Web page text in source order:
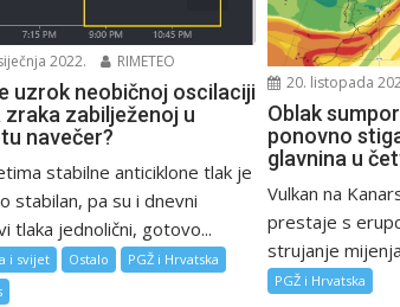
2022. RIMETEO
uzrok neobičnoj oscilaciji
zraka zabilježenoj u
navečer?
stabilne anticiklone tlak je
stabilan, pa su i dnevni
tlaka jednolični, gotovo...
i svijet Ostalo
PGŽ i Hrvatska
20. listopada
Oblak
ponovno
glavnina u
Vulkan na
prestaje s
strujanje
PGŽ i Hrvatska